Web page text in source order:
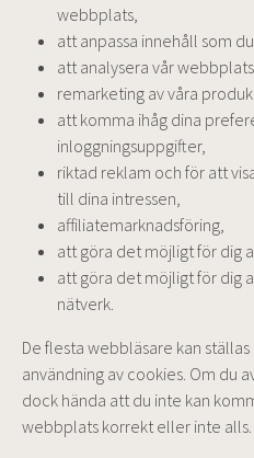
webbplats,
att anpassa innehåll som
att analysera vår
remarketing av våra
att komma ihåg dina
inloggningsuppgifter,
riktad reklam och för att
till dina intressen,
affiliatemarknadsföring,
att göra det möjligt för dig
att göra det möjligt för dig
nätverk.
De flesta webbläsare kan
användning av cookies. Om du
dock hända att du inte kan
webbplats korrekt eller inte alls.